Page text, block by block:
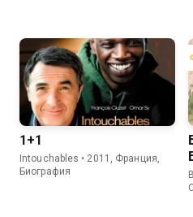
1+1
Intouchables • 2011, Франция,
Биография